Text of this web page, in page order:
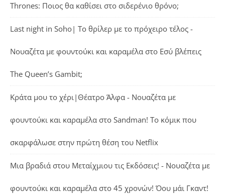
Thrones: Ποιος θα καθίσει στο σιδερένιο θρόνο;
Last night in Soho| Το θρίλερ με το πρόχειρο τέλος -
Νουαζέτα με φουντούκι και καραμέλα στο Εσύ βλέπεις
The Queen’s Gambit;
Κράτα μου το χέρι|Θέατρο Άλφα - Νουαζέτα με
φουντούκι και καραμέλα στο Sandman! Το κόμικ που
σκαρφάλωσε στην πρώτη θέση του Netflix
Μια βραδιά στου Μεταίχμιου τις Εκδόσεις! - Νουαζέτα με
φουντούκι και καραμέλα στο 45 χρονών! Όου μάι Γκαντ!